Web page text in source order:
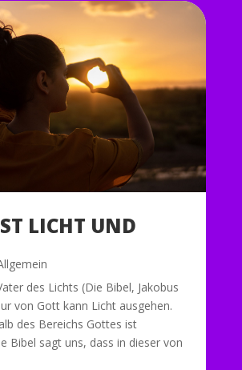
LICHT UND
des Lichts (Die Bibel, Jakobus
von Gott kann Licht ausgehen.
des Bereichs Gottes ist
Bibel sagt uns, dass in dieser von